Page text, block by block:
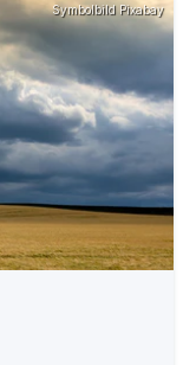
Symbolbild Pixabay